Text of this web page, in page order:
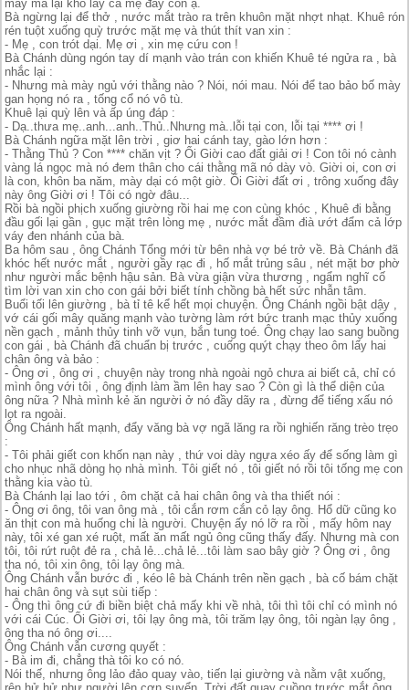
mày mà lại khổ lây cả mẹ đấy con ạ.
Bà ngừng lại để thở , nước mắt trào ra trên khuôn mặt nhợt nhạt. Khuê rón
rén tuột xuống quỳ trước mặt mẹ và thút thít van xin :
- Mẹ , con trót dại. Mẹ ơi , xin mẹ cứu con !
Bà Chánh dùng ngón tay dí mạnh vào trán con khiến Khuê té ngửa ra , bà
nhắc lại :
- Nhưng mà mày ngủ với thằng nào ? Nói, nói mau. Nói để tao bảo bố mày
gan họng nó ra , tống cổ nó vô tù.
Khuê lại quỳ lên và ấp úng đáp :
- Dạ..thưa mẹ..anh...anh..Thủ..Nhưng mà..lỗi tại con, lỗi tại **** ơi !
Bà Chánh ngữa mặt lên trời , giơ hai cánh tay, gào lớn hơn :
- Thằng Thủ ? Con **** chăn vịt ? Ối Giời cao đất giải ơi ! Con tôi nó cành
vàng lá ngọc mà nó đem thân cho cái thằng mã nó dày vò. Giời oi, con ơi
là con, khôn ba năm, mày dại có một giờ. Ối Giời đất ơi , trông xuống đây
này ông Giời ơi ! Tôi có ngờ đâu...
Rồi bà ngồi phịch xuống giường rồi hai mẹ con cùng khóc , Khuê đi bằng
đầu gối lại gần , gục mặt trên lòng mẹ , nước mắt đầm đià ướt đẩm cả lớp
váy đen nhánh của bà.
Ba hôm sau , ông Chánh Tổng mới từ bên nhà vợ bé trở về. Bà Chánh đã
khóc hết nước mắt , người gầy rạc đi , hố mắt trủng sâu , nét mặt bơ phờ
như người mắc bệnh hậu sản. Bà vừa giận vừa thương , ngẩm nghĩ cố
tìm lời van xin cho con gái bởi biết tính chồng bà hết sức nhẫn tâm.
Buổi tối lên giường , bà tỉ tê kể hết mọi chuyện. Ông Chánh ngồi bật dậy ,
vớ cái gối mây quăng mạnh vào tường làm rớt bức tranh mạc thủy xuống
nền gạch , mảnh thủy tinh vỡ vụn, bắn tung toé. Ông chạy lao sang buồng
con gái , bà Chánh đã chuẩn bị trước , cuống quýt chạy theo ôm lấy hai
chân ông và bảo :
- Ông ơi , ông ơi , chuyện này trong nhà ngoài ngỏ chưa ai biết cả, chỉ có
mình ông với tôi , ông định làm ầm lên hay sao ? Còn gì là thể diện của
ông nữa ? Nhà mình kẻ ăn người ở nó đầy dãy ra , đừng để tiếng xấu nó
lọt ra ngoài.
Ông Chánh hất mạnh, đẩy văng bà vợ ngã lăng ra rồi nghiến răng trèo trẹo
:
- Tôi phải giết con khốn nạn này , thứ voi dày ngựa xéo ấy để sống làm gì
cho nhục nhã dòng họ nhà mình. Tôi giết nó , tôi giết nó rồi tôi tống mẹ con
thằng kia vào tù.
Bà Chánh lại lao tới , ôm chặt cả hai chân ông và tha thiết nói :
- Ông ơi ông, tôi van ông mà , tôi cắn rơm cắn cỏ lạy ông. Hổ dữ cũng ko
ăn thịt con mà huống chi là người. Chuyện ấy nó lỡ ra rồi , mấy hôm nay
này, tôi xé gan xé ruột, mất ăn mất ngủ ông cũng thấy đấy. Nhưng mà con
tôi, tôi rứt ruột đẻ ra , chả lẻ...chả lẻ...tôi làm sao bây giờ ? Ông ơi , ông
tha nó, tôi xin ông, tôi lạy ông mà.
Ông Chánh vẫn bước đi , kéo lê bà Chánh trên nền gạch , bà cố bám chặt
hai chân ông và sụt sùi tiếp :
- Ông thì ông cứ đi biền biệt chả mấy khi về nhà, tôi thì tôi chỉ có mình nó
với cái Cúc. Ối Giời ơi, tôi lạy ông mà, tôi trăm lạy ông, tôi ngàn lạy ông ,
ông tha nó ông ơi....
Ông Chánh vẫn cương quyết :
- Bà im đi, chẳng thà tôi ko có nó.
Nói thế, nhưng ông lảo đảo quay vào, tiến lại giường và nằm vật xuống,
rên hử hử như người lên cơn suyển. Trời đất quay cuồng trước mắt ông,